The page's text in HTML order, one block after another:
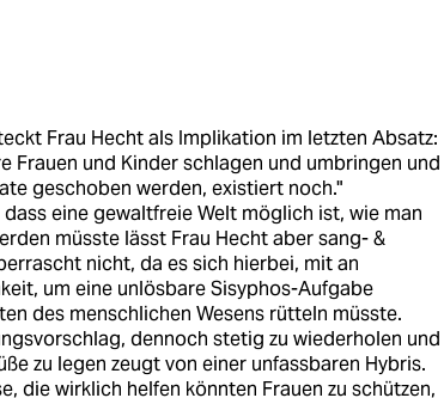
Frau Hecht als Implikation im letzten Absatz:
Frauen und Kinder schlagen und umbringen und
geschoben werden, existiert noch."
eine gewaltfreie Welt möglich ist, wie man
müsste lässt Frau Hecht aber sang- &
nicht, da es sich hierbei, mit an
um eine unlösbare Sisyphos-Aufgabe
des menschlichen Wesens rütteln müsste.
dennoch stetig zu wiederholen und
zu legen zeugt von einer unfassbaren Hybris.
die wirklich helfen könnten Frauen zu schützen,